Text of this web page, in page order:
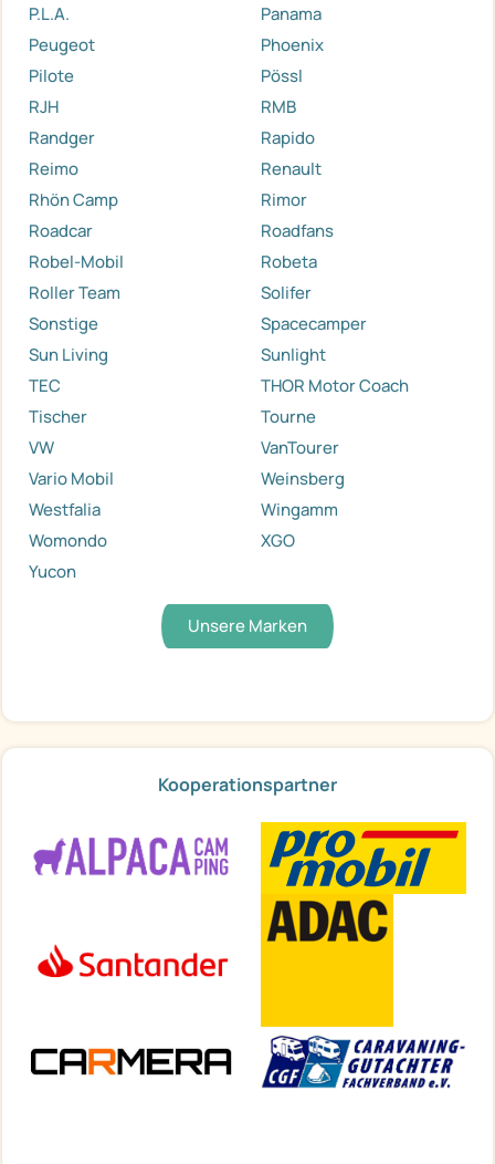
P.L.A.
Panama
Peugeot
Phoenix
Pilote
Pössl
RJH
RMB
Randger
Rapido
Reimo
Renault
Rhön Camp
Rimor
Roadcar
Roadfans
Robel-Mobil
Robeta
Roller Team
Solifer
Sonstige
Spacecamper
Sun Living
Sunlight
TEC
THOR Motor Coach
Tischer
Tourne
VW
VanTourer
Vario Mobil
Weinsberg
Westfalia
Wingamm
Womondo
XGO
Yucon
Unsere Marken
Kooperationspartner